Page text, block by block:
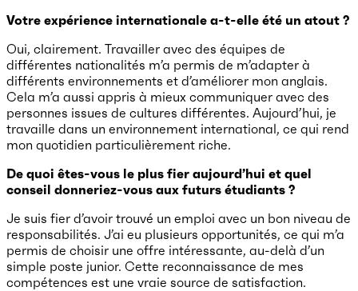
Votre expérience internationale a-t-elle été un atout ?
Oui, clairement. Travailler avec des équipes de
différentes nationalités m’a permis de m’adapter à
différents environnements et d’améliorer mon anglais.
Cela m’a aussi appris à mieux communiquer avec des
personnes issues de cultures différentes. Aujourd’hui, je
travaille dans un environnement international, ce qui rend
mon quotidien particulièrement riche.
De quoi êtes-vous le plus fier aujourd’hui et quel
conseil donneriez-vous aux futurs étudiants ?
Je suis fier d’avoir trouvé un emploi avec un bon niveau de
responsabilités. J’ai eu plusieurs opportunités, ce qui m’a
permis de choisir une offre intéressante, au-delà d’un
simple poste junior. Cette reconnaissance de mes
compétences est une vraie source de satisfaction.